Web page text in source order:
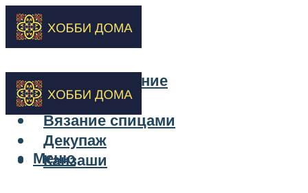
Бисероплетение
Вышивка
Вязание спицами
Декупаж
Канзаши
Меню